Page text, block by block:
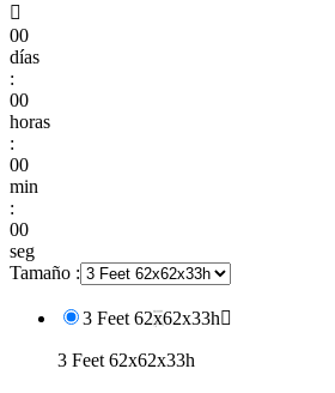

00
días
:
00
horas
:
00
min
:
00
seg
Tamaño :
3 Feet 62x62x33h
3 Feet 62x62x33h